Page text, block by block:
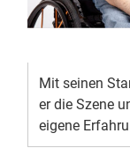
Mit seinen
er die Szene
eigene